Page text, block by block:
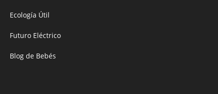
Ecología Útil
Futuro Eléctrico
Blog de Bebés